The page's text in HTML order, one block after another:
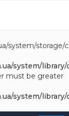
system/storage/
system/
must be greater
system/